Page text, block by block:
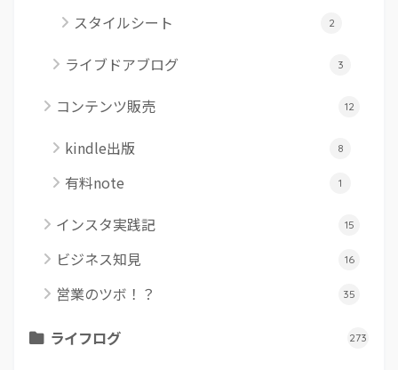
スタイルシート 2
ライブドアブログ 3
コンテンツ販売 12
kindle出版 8
有料note 1
インスタ実践記 15
ビジネス知見 16
営業のツボ！？ 35
ライフログ 273